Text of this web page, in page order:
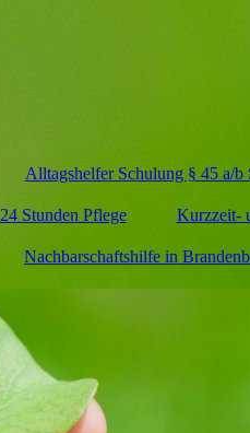
Alltagshelfer Schulung § 45 a/
24 Stunden Pflege Kurzzeit-
Nachbarschaftshilfe in